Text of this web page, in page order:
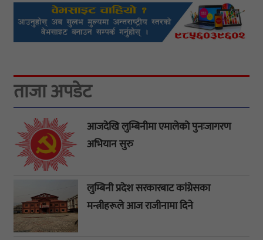
ताजा अपडेट
आजदेखि लुम्बिनीमा एमालेको पुनःजागरण
अभियान सुरु
लुम्बिनी प्रदेश सरकारबाट कांग्रेसका
मन्त्रीहरूले आज राजीनामा दिने